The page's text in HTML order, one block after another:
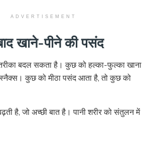
ADVERTISEMENT
खाने-पीने की पसंद
बदल सकता है। कुछ को हल्का-फुल्का खाना
कुछ को मीठा पसंद आता है, तो कुछ को
है, जो अच्छी बात है। पानी शरीर को संतुलन में